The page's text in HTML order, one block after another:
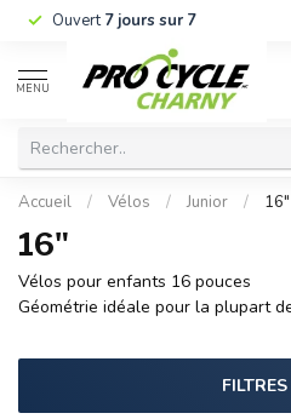
Ouvert7 jours sur 7
MENU
Accueil / Vélos / Junior / 16"
16"
Vélos pour enfants 16 pouces
Géométrie idéale pour la plupart
FILTRES